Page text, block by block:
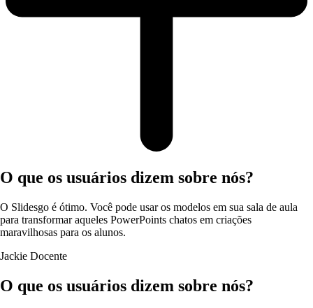
O que os usuários dizem sobre nós?
O Slidesgo é ótimo. Você pode usar os modelos em sua sala de aula
para transformar aqueles PowerPoints chatos em criações
maravilhosas para os alunos.
Jackie Docente
O que os usuários dizem sobre nós?